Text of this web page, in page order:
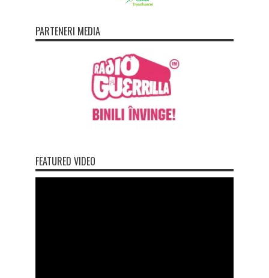
PARTENERI MEDIA
FEATURED VIDEO